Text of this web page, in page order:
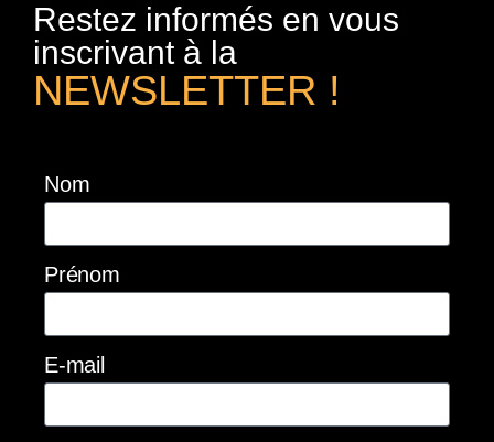
Restez informés en vous
inscrivant à la
NEWSLETTER !
Nom
Prénom
E-mail